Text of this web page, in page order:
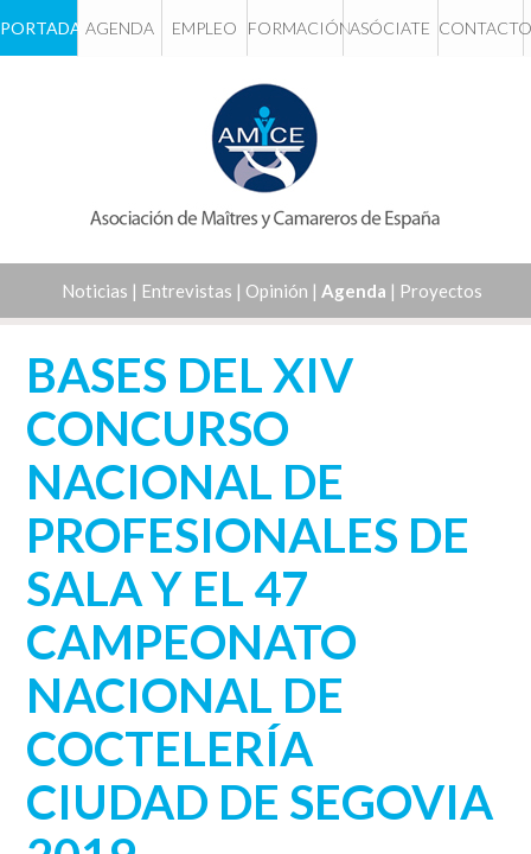
PORTADA AGENDA EMPLEO FORMACIÓNASÓCIATE
Noticias | Entrevistas | Opinión | Agenda | Proyectos
BASES DEL XIV
CONCURSO
NACIONAL DE
PROFESIONALES DE
SALA Y EL 47
CAMPEONATO
NACIONAL DE
COCTELERÍA
CIUDAD DE SEGOVIA